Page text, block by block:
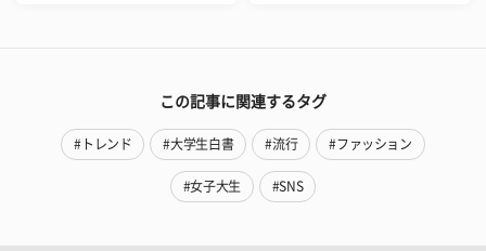
この記事に関連するタグ
#トレンド #大学生白書 #流行 #ファッション
#女子大生 #SNS